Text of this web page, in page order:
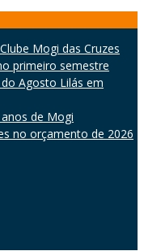
Mogi das Cruzes
primeiro semestre
Agosto Lilás em
de Mogi
no orçamento de 2026